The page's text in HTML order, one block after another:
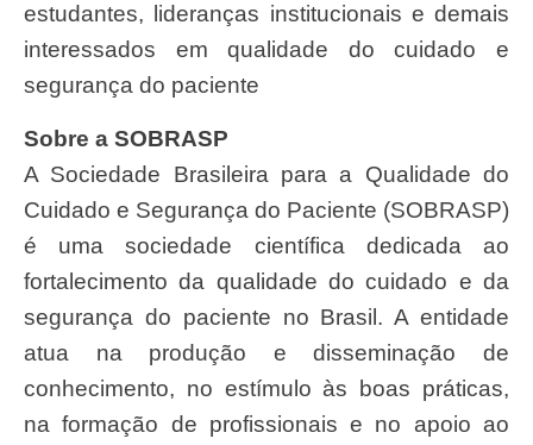
estudantes, lideranças institucionais e demais
interessados em qualidade do cuidado e
segurança do paciente
Sobre a SOBRASP
A Sociedade Brasileira para a Qualidade do
Cuidado e Segurança do Paciente (SOBRASP)
é uma sociedade científica dedicada ao
fortalecimento da qualidade do cuidado e da
segurança do paciente no Brasil. A entidade
atua na produção e disseminação de
conhecimento, no estímulo às boas práticas,
na formação de profissionais e no apoio ao